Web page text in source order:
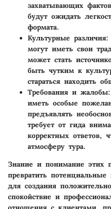
захватывающих
будут ожидать
формата.
Культурные различия:
могут иметь свои
может стать
быть чутким к
стараться находить
Требования и жалобы
иметь особые
предъявлять
требует от гида
корректных ответов,
атмосферу тура.
Знание и понимание этих
превратить
для создания
спокойствие и